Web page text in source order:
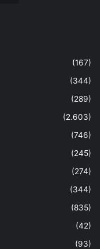
(167)
(344)
(289)
(2.603)
(746)
(245)
(274)
(344)
(835)
(42)
(93)